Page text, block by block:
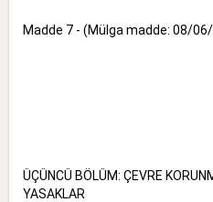
Madde 7 - (Mülga madde: 08/
ÜÇÜNCÜ BÖLÜM: ÇEVRE
YASAKLAR